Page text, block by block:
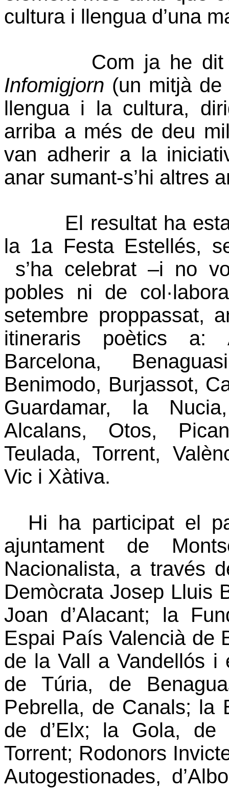
cultura i llengua d’una
Com ja he dit
Infomigjorn (un mitjà
llengua i la cultura,
arriba a més de deu
van adherir a la
anar sumant-s’hi altres
El resultat ha estat
la 1a Festa Estellés,
s’ha celebrat –i no
pobles ni de
setembre proppassat,
itineraris poètics a:
Barcelona,
Benimodo, Burjassot,
Guardamar, la Nucia
Alcalans, Otos,
Teulada, Torrent,
Vic i Xàtiva.
Hi ha participat el
ajuntament de
Nacionalista, a través
Demòcrata Josep Lluis
Joan d’Alacant; la
Espai País Valencià de
de la Vall a Vandellós i
de Túria, de
Pebrella, de Canals; la
de d’Elx; la Gola, de
Torrent; Rodonors
Autogestionades,